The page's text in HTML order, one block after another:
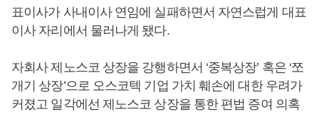
표이사가 사내이사 연임에 실패하면서 자연스럽게 대표
이사 자리에서 물러나게 됐다.
자회사 제노스코 상장을 강행하면서 ‘중복상장’ 혹은 ‘쪼
개기 상장’으로 오스코텍 기업 가치 훼손에 대한 우려가
커졌고 일각에선 제노스코 상장을 통한 편법 증여 의혹